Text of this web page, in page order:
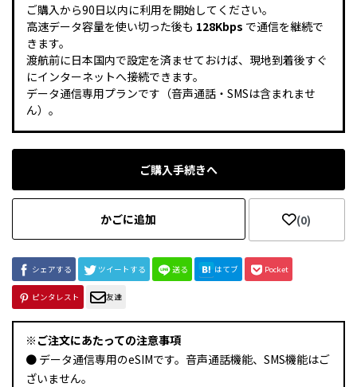
ご購入から90日以内に利用を開始してください。
高速データ容量を使い切った後も 128Kbps で通信を継続で
きます。
渡航前に日本国内で設定を済ませておけば、現地到着後すぐ
にインターネットへ接続できます。
データ通信専用プランです（音声通話・SMSは含まれませ
ん）。
ご購入手続きへ
(0)
かごに追加
シェアする ツイートする 送る はてブ Pocket
ピンタレスト 友達
※ご注文にあたっての注意事項
● データ通信専用のeSIMです。音声通話機能、SMS機能はご
ざいません。